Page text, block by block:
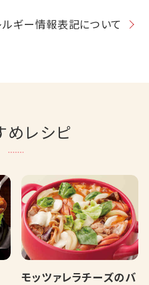
ルギー情報表記について
めレシピ
モッツァレラチーズのバ